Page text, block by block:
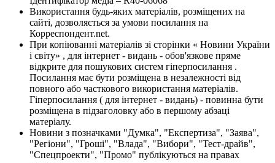
Використання будь-яких матеріалів, розміщених на
сайті, дозволяється за умови посилання на
Корреспондент.net.
При копіюванні матеріалів зі сторінки « Новини України
і світу» , для інтернет - видань - обов'язкове пряме
відкрите для пошукових систем гіперпосилання .
Посилання має бути розміщена в незалежності від
повного або часткового використання матеріалів.
Гіперпосилання ( для інтернет - видань) - повинна бути
розміщена в підзаголовку або в першому абзаці
матеріалу.
Новини з позначками "Думка", "Експертиза", "Заява",
"Регіони", "Гроші", "Влада", "Вибори", "Тест-драйв",
"Спецпроекти", "Промо" публікуються на правах